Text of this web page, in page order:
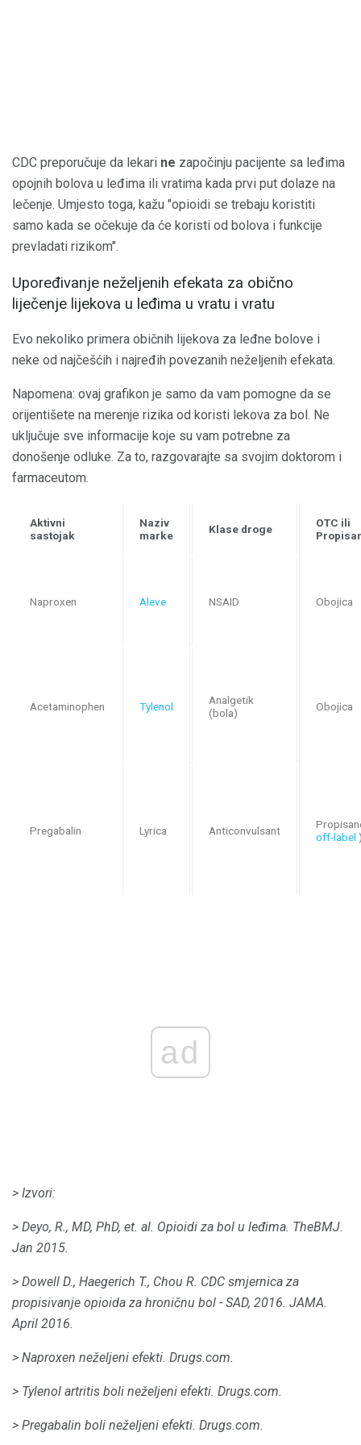
CDC preporučuje da lekari ne započinju pacijente sa leđima
opojnih bolova u leđima ili vratima kada prvi put dolaze na
lečenje. Umjesto toga, kažu "opioidi se trebaju koristiti
samo kada se očekuje da će koristi od bolova i funkcije
prevladati rizikom".
Upoređivanje neželjenih efekata za obično
liječenje lijekova u leđima u vratu i vratu
Evo nekoliko primera običnih lijekova za leđne bolove i
neke od najčešćih i najređih povezanih neželjenih efekata.
Napomena: ovaj grafikon je samo da vam pomogne da se
orijentišete na merenje rizika od koristi lekova za bol. Ne
uključuje sve informacije koje su vam potrebne za
donošenje odluke. Za to, razgovarajte sa svojim doktorom i
farmaceutom.
Aktivni
sastojak
Naziv
marke
Klase droge
OTC ili
Naproxen Aleve NSAID Obojica
Acetaminophen Tylenol
Analgetik
(bola)
Obojica
Pregabalin Lyrica Anticonvulsant
off-label
ad
> Izvori:
> Deyo, R., MD, PhD, et. al. Opioidi za bol u leđima. TheBMJ.
Jan 2015.
> Dowell D., Haegerich T., Chou R. CDC smjernica za
propisivanje opioida za hroničnu bol - SAD, 2016. JAMA.
April 2016.
> Naproxen neželjeni efekti. Drugs.com.
> Tylenol artritis boli neželjeni efekti. Drugs.com.
> Pregabalin boli neželjeni efekti. Drugs.com.